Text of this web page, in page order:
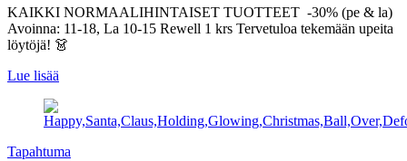
KAIKKI NORMAALIHINTAISET TUOTTEET -30% (pe & la)
Avoinna: 11-18, La 10-15 Rewell 1 krs Tervetuloa tekemään upeita
löytöjä! 👗
Lue lisää
Tapahtuma